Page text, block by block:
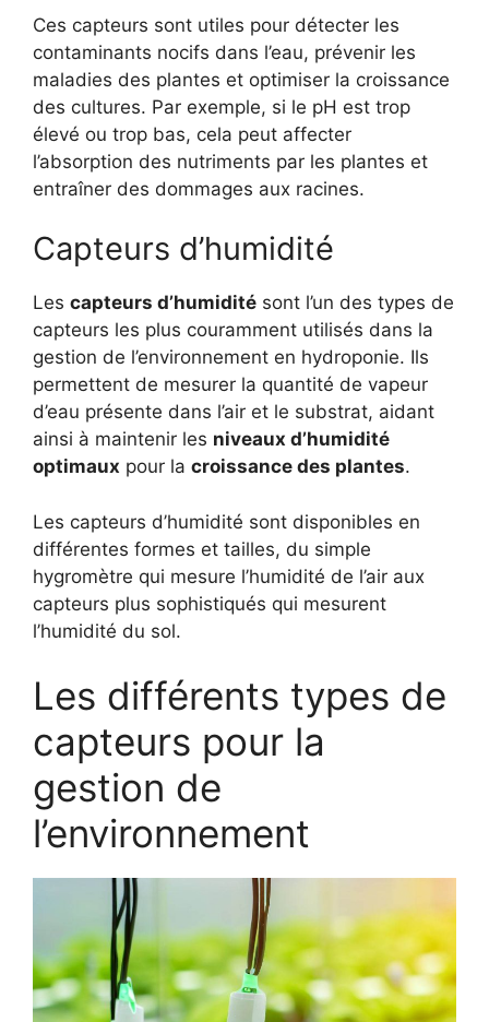
Ces capteurs sont utiles pour détecter les
contaminants nocifs dans l’eau, prévenir les
maladies des plantes et optimiser la croissance
des cultures. Par exemple, si le pH est trop
élevé ou trop bas, cela peut affecter
l’absorption des nutriments par les plantes et
entraîner des dommages aux racines.
Capteurs d’humidité
Les capteurs d’humidité sont l’un des types de
capteurs les plus couramment utilisés dans la
gestion de l’environnement en hydroponie. Ils
permettent de mesurer la quantité de vapeur
d’eau présente dans l’air et le substrat, aidant
ainsi à maintenir les niveaux d’humidité
optimaux pour la croissance des plantes.
Les capteurs d’humidité sont disponibles en
différentes formes et tailles, du simple
hygromètre qui mesure l’humidité de l’air aux
capteurs plus sophistiqués qui mesurent
l’humidité du sol.
Les différents types de
capteurs pour la
gestion de
l’environnement